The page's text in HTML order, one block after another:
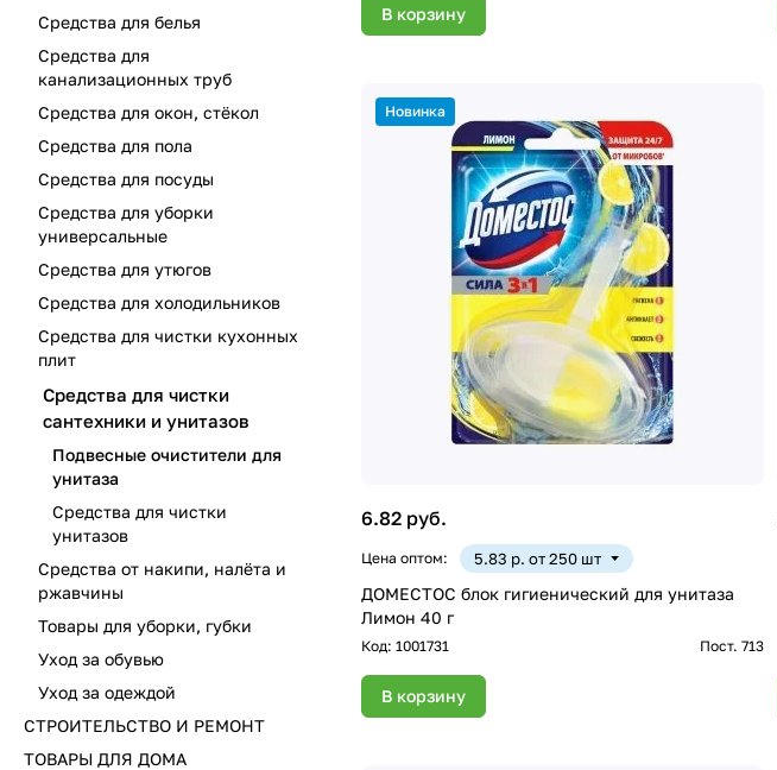
В корзину
Новинка
6.82 руб.
Цена оптом: 5.83 р. от 250 шт
ДОМЕСТОС блок гигиенический для унитаза
Лимон 40 г
Код: 1001731 Пост. 713
В корзину
Средства для белья
Средства для
канализационных труб
Средства для окон, стёкол
Средства для пола
Средства для посуды
Средства для уборки
универсальные
Средства для утюгов
Средства для холодильников
Средства для чистки кухонных
плит
Средства для чистки
сантехники и унитазов
Подвесные очистители для
унитаза
Средства для чистки
унитазов
Средства от накипи, налёта и
ржавчины
Товары для уборки, губки
Уход за обувью
Уход за одеждой
СТРОИТЕЛЬСТВО И РЕМОНТ
ТОВАРЫ ДЛЯ ДОМА